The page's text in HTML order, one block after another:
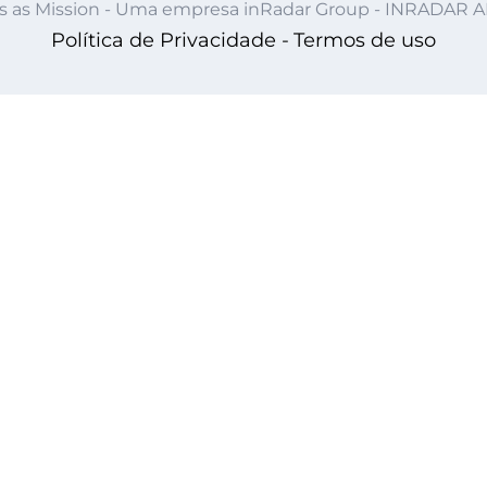
as Mission - Uma empresa inRadar Group - INRADAR
Política de Privacidade - Termos de uso